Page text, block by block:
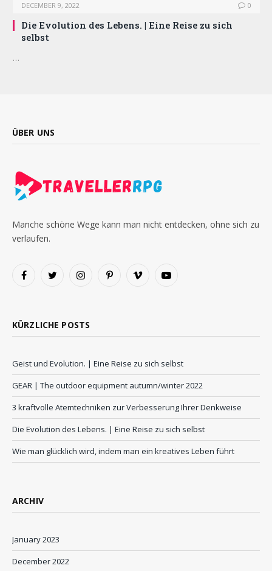
DECEMBER 9, 2022 0
Die Evolution des Lebens. | Eine Reise zu sich
selbst
…
ÜBER UNS
Manche schöne Wege kann man nicht entdecken, ohne sich zu
verlaufen.
FacebookTwitter InstagramPinterestVimeo YouTube
KÜRZLICHE POSTS
Geist und Evolution. | Eine Reise zu sich selbst
GEAR | The outdoor equipment autumn/winter 2022
3 kraftvolle Atemtechniken zur Verbesserung Ihrer Denkweise
Die Evolution des Lebens. | Eine Reise zu sich selbst
Wie man glücklich wird, indem man ein kreatives Leben führt
ARCHIV
January 2023
December 2022